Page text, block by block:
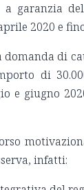
garanzia
2020 e
di
di
e giugno
infatti: